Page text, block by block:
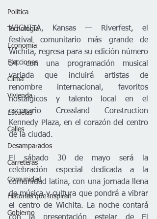
Política
Tecnología
Economía
Elecciones
Clima
Vivienda
Escuelas
Calles
Desamparados
Carreteras
Comunidad
Historias que inspiran
Gobierno
WICHITA, Kansas — Riverfest, el
festival comunitario más grande de
Wichita, regresa para su edición número
54 con una programación musical
variada que incluirá artistas de
renombre internacional, favoritos
nostálgicos y talento local en el
escenario Crossland Construction
Kennedy Plaza, en el corazón del centro
de la ciudad.
El sábado 30 de mayo será la
celebración especial dedicada a la
comunidad latina, con una jornada llena
de música y cultura que pondrá a vibrar
el centro de Wichita. La noche contará
con la presentación estelar de El